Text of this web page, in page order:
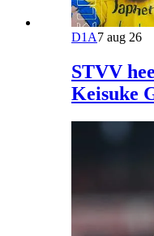
D1A7 aug 26
STVV
Keisuke